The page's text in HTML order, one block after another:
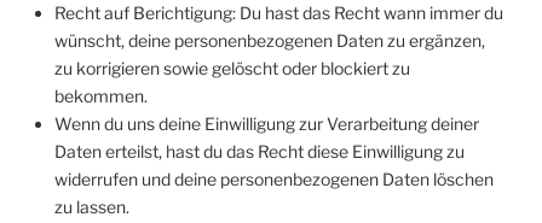
Recht auf Berichtigung: Du hast das Recht wann immer du
wünscht, deine personenbezogenen Daten zu ergänzen,
zu korrigieren sowie gelöscht oder blockiert zu
bekommen.
Wenn du uns deine Einwilligung zur Verarbeitung deiner
Daten erteilst, hast du das Recht diese Einwilligung zu
widerrufen und deine personenbezogenen Daten löschen
zu lassen.